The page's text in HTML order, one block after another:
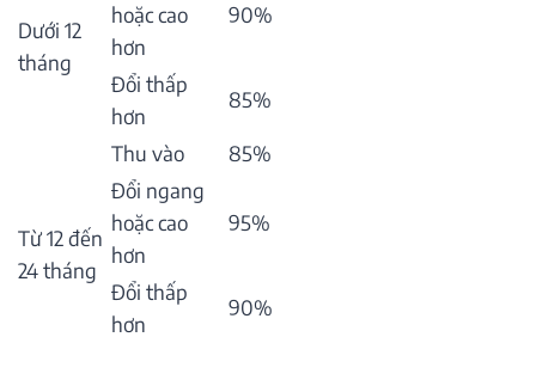
Dưới 12
tháng
hoặc cao
hơn
90%
Đổi thấp
hơn
85%
Từ 12 đến
24 tháng
Thu vào
85%
Đổi ngang
hoặc cao
hơn
95%
Đổi thấp
hơn
90%